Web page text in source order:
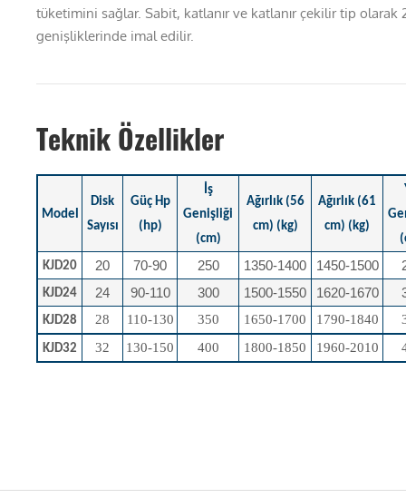
tüketimini sağlar. Sabit, katlanır ve katlanır çekilir tip olarak
genişliklerinde imal edilir.
Teknik Özellikler
Model
Disk
Sayısı
Güç Hp
(hp)
İş
Genişliği
(cm)
Ağırlık (56
cm) (kg)
Ağırlık (61
cm) (kg)
KJD20
20 70-90 250 1350-1400 1450-1500
KJD24 24 90-110 300 1500-1550 1620-1670
KJD28 28 110-130 350 1650-1700 1790-1840
KJD32 32 130-150 400 1800-1850 1960-2010